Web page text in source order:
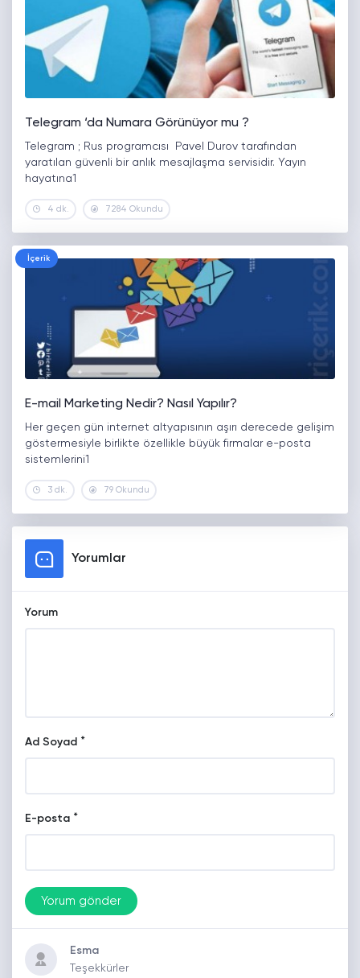
Telegram ‘da Numara Görünüyor mu ?
Telegram ; Rus programcısı Pavel Durov tarafından
yaratılan güvenli bir anlık mesajlaşma servisidir. Yayın
hayatına1
4 dk. 7284 Okundu
İçerik
E-mail Marketing Nedir? Nasıl Yapılır?
Her geçen gün internet altyapısının aşırı derecede gelişim
göstermesiyle birlikte özellikle büyük firmalar e-posta
sistemlerini1
3 dk. 79 Okundu
Yorumlar
Yorum
Ad Soyad *
E-posta *
Esma
Teşekkürler